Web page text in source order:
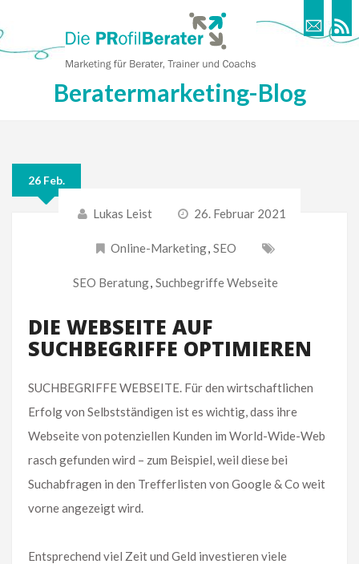
Beratermarketing-Blog
26 Feb.
Lukas Leist 26. Februar 2021
Online-Marketing, SEO
SEO Beratung, Suchbegriffe Webseite
DIE WEBSEITE AUF
SUCHBEGRIFFE OPTIMIEREN
SUCHBEGRIFFE WEBSEITE. Für den wirtschaftlichen
Erfolg von Selbstständigen ist es wichtig, dass ihre
Webseite von potenziellen Kunden im World-Wide-Web
rasch gefunden wird – zum Beispiel, weil diese bei
Suchabfragen in den Trefferlisten von Google & Co weit
vorne angezeigt wird.
Entsprechend viel Zeit und Geld investieren viele